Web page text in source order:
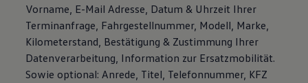
Vorname, E-Mail Adresse, Datum & Uhrzeit Ihrer
Terminanfrage, Fahrgestellnummer, Modell, Marke,
Kilometerstand, Bestätigung & Zustimmung Ihrer
Datenverarbeitung, Information zur Ersatzmobilität.
Sowie optional: Anrede, Titel, Telefonnummer, KFZ